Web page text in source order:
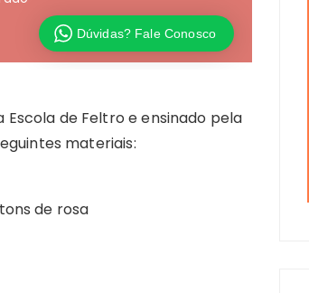
de Feltro e ensinado pela
materiais:
de rosa